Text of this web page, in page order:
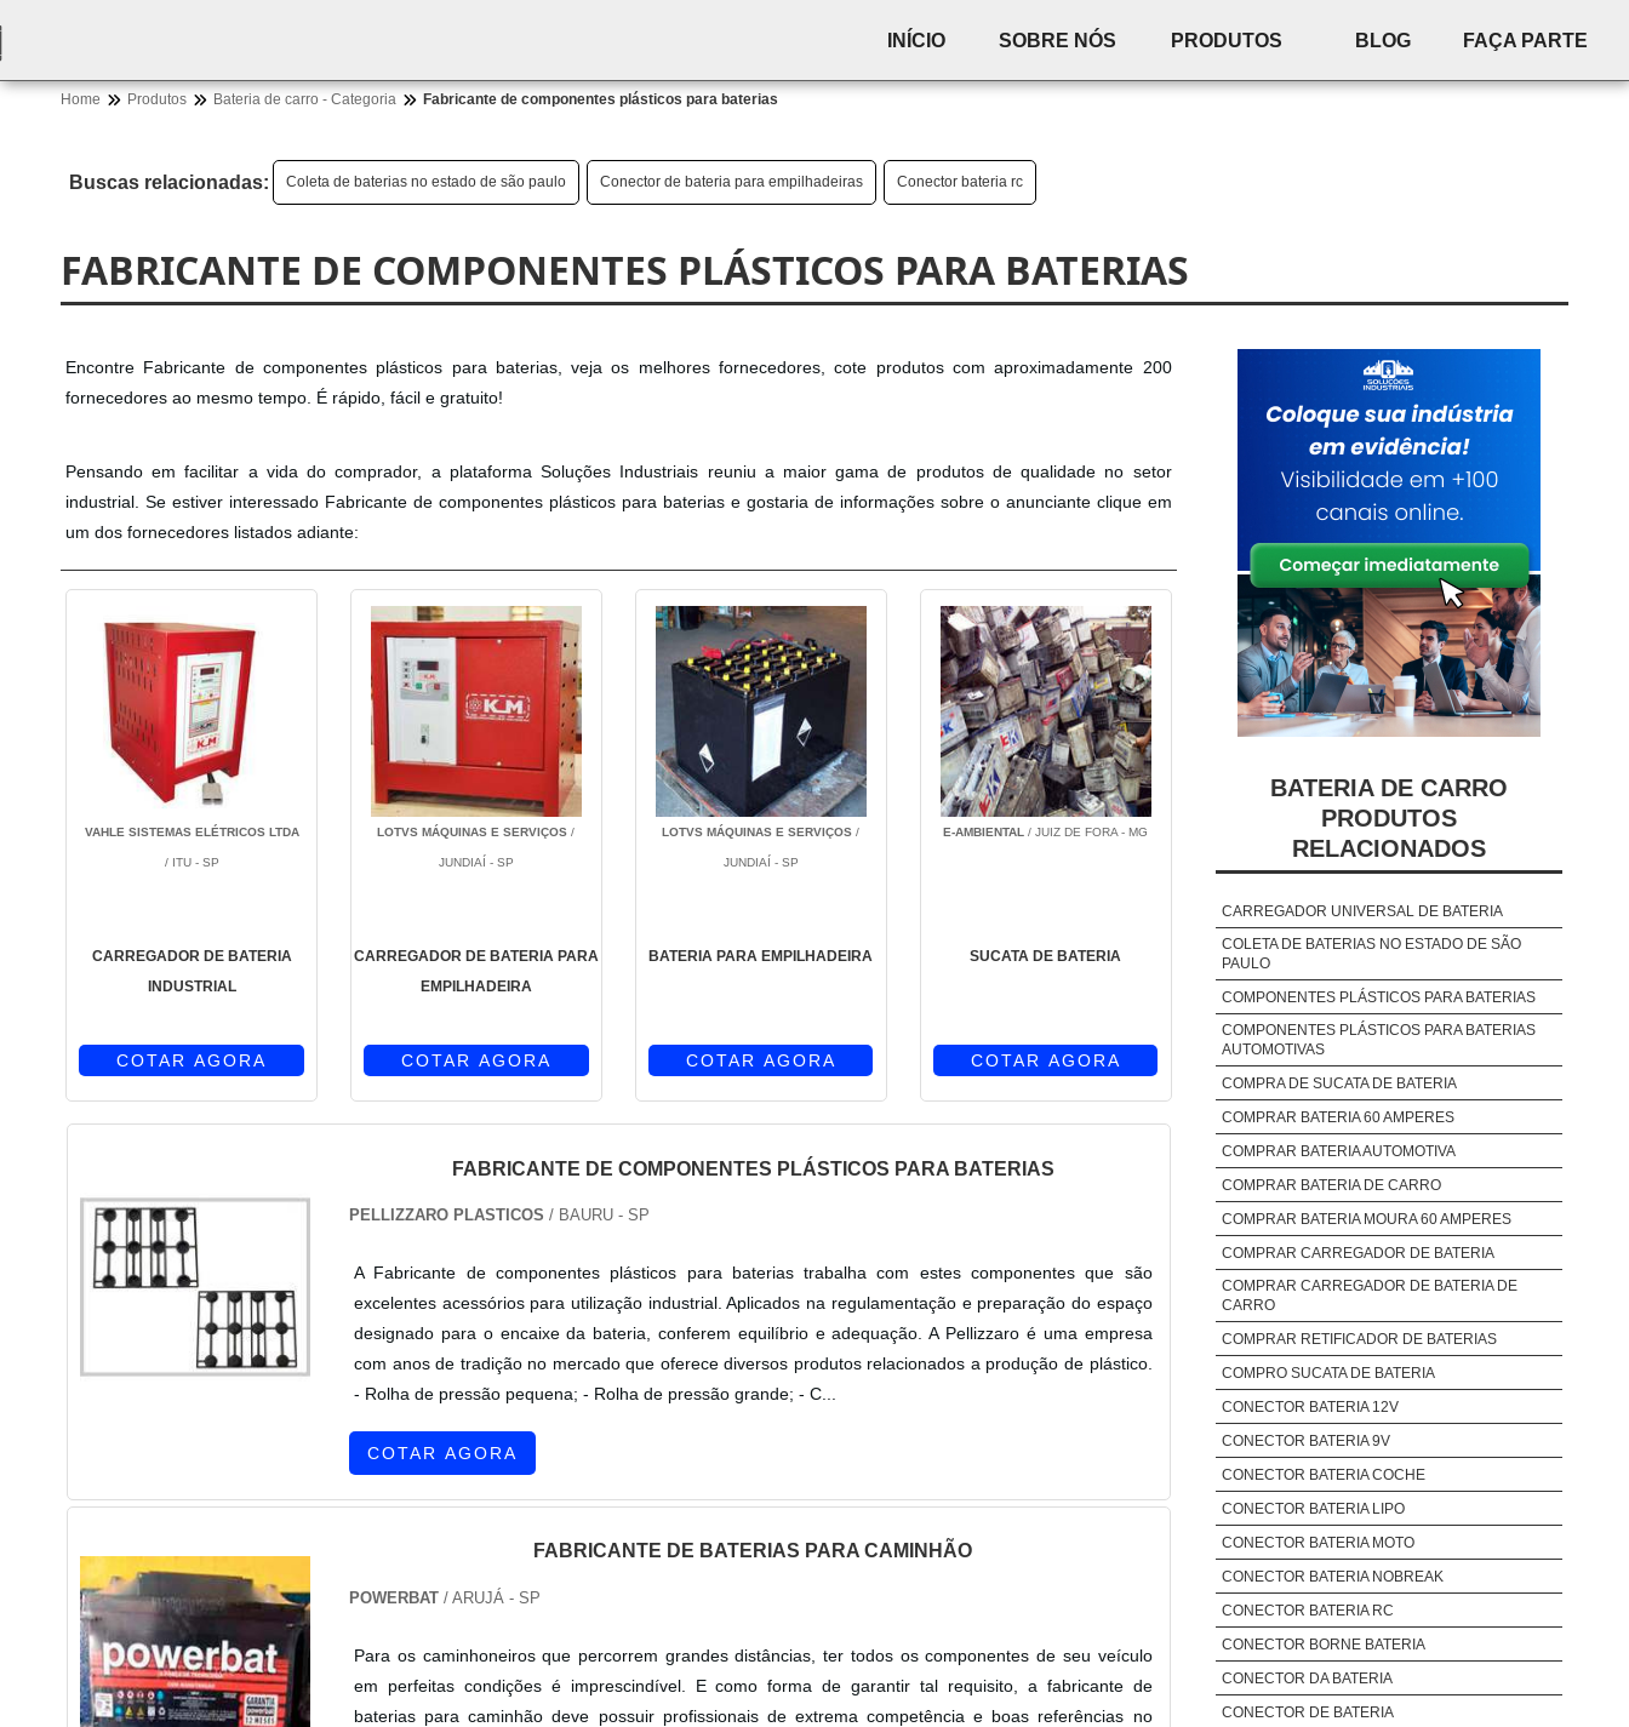
INÍCIO SOBRE NÓS PRODUTOS BLOG FAÇA PARTE
Home Produtos Bateria de carro - Categoria Fabricante de componentes plásticos para baterias
Buscas relacionadas: Coleta de baterias no estado de são paulo Conector de bateria para empilhadeiras Conector bateria rc
FABRICANTE DE COMPONENTES PLÁSTICOS PARA BATERIAS
Encontre Fabricante de componentes plásticos para baterias, veja os melhores fornecedores, cote produtos com aproximadamente 200
fornecedores ao mesmo tempo. É rápido, fácil e gratuito!
Pensando em facilitar a vida do comprador, a plataforma Soluções Industriais reuniu a maior gama de produtos de qualidade no setor
industrial. Se estiver interessado Fabricante de componentes plásticos para baterias e gostaria de informações sobre o anunciante clique em
um dos fornecedores listados adiante:
VAHLE SISTEMAS ELÉTRICOS LTDA
/ ITU - SP
CARREGADOR DE BATERIA
INDUSTRIAL
COTAR AGORA
LOTVS MÁQUINAS E SERVIÇOS /
JUNDIAÍ - SP
CARREGADOR DE BATERIA PARA
EMPILHADEIRA
COTAR AGORA
LOTVS MÁQUINAS E SERVIÇOS /
JUNDIAÍ - SP
BATERIA PARA EMPILHADEIRA
COTAR AGORA
E-AMBIENTAL / JUIZ DE FORA - MG
SUCATA DE BATERIA
COTAR AGORA
FABRICANTE DE COMPONENTES PLÁSTICOS PARA BATERIAS
PELLIZZARO PLASTICOS/ BAURU - SP
A Fabricante de componentes plásticos para baterias trabalha com estes componentes que são
excelentes acessórios para utilização industrial. Aplicados na regulamentação e preparação do espaço
designado para o encaixe da bateria, conferem equilíbrio e adequação. A Pellizzaro é uma empresa
com anos de tradição no mercado que oferece diversos produtos relacionados a produção de plástico.
- Rolha de pressão pequena; - Rolha de pressão grande; - C...
COTAR AGORA
FABRICANTE DE BATERIAS PARA CAMINHÃO
POWERBAT/ ARUJÁ - SP
Para os caminhoneiros que percorrem grandes distâncias, ter todos os componentes de seu veículo
em perfeitas condições é imprescindível. E como forma de garantir tal requisito, a fabricante de
baterias para caminhão deve possuir profissionais de extrema competência e boas referências no
BATERIA DE CARRO
PRODUTOS
RELACIONADOS
CARREGADOR UNIVERSAL DE BATERIA
COLETA DE BATERIAS NO ESTADO DE SÃO
PAULO
COMPONENTES PLÁSTICOS PARA BATERIAS
COMPONENTES PLÁSTICOS PARA BATERIAS
AUTOMOTIVAS
COMPRA DE SUCATA DE BATERIA
COMPRAR BATERIA 60 AMPERES
COMPRAR BATERIA AUTOMOTIVA
COMPRAR BATERIA DE CARRO
COMPRAR BATERIA MOURA 60 AMPERES
COMPRAR CARREGADOR DE BATERIA
COMPRAR CARREGADOR DE BATERIA DE
CARRO
COMPRAR RETIFICADOR DE BATERIAS
COMPRO SUCATA DE BATERIA
CONECTOR BATERIA 12V
CONECTOR BATERIA 9V
CONECTOR BATERIA COCHE
CONECTOR BATERIA LIPO
CONECTOR BATERIA MOTO
CONECTOR BATERIA NOBREAK
CONECTOR BATERIA RC
CONECTOR BORNE BATERIA
CONECTOR DA BATERIA
CONECTOR DE BATERIA